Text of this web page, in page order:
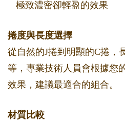
極致濃密卻輕盈的效果
捲度與長度選擇
從自然的J捲到明顯的C捲，
等，專業技術人員會根據您
效果，建議最適合的組合。
材質比較